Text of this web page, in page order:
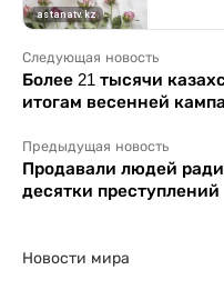
Следующая новость
Более 21 тысячи
итогам весенней
Предыдущая новость
Продавали людей
десятки преступлений
Новости мира